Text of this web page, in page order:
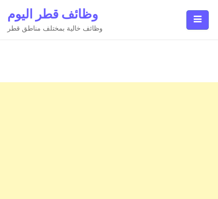
content
وظائف قطر اليوم
وظائف خالية بمختلف مناطق قطر